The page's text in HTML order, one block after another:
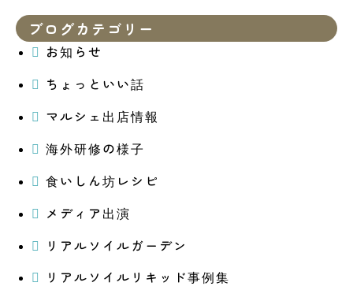
ブログカテゴリー
お知らせ
ちょっといい話
マルシェ出店情報
海外研修の様子
食いしん坊レシピ
メディア出演
リアルソイルガーデン
リアルソイルリキッド事例集